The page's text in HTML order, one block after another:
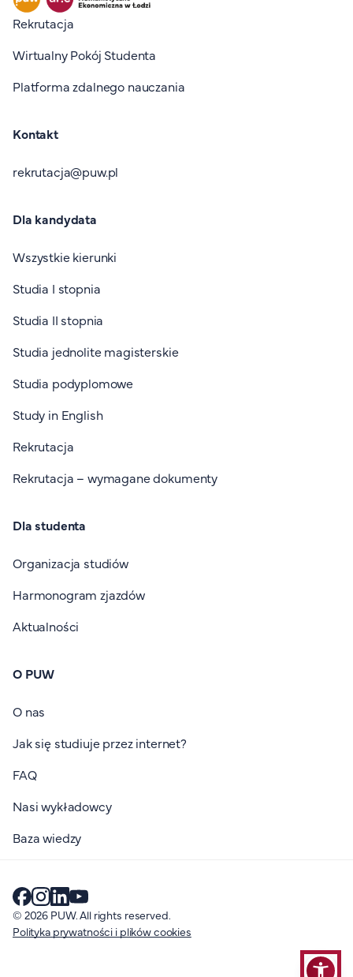
Stopka I
Rekrutacja
Wirtualny Pokój Studenta
Platforma zdalnego nauczania
Kontakt
rekrutacja@puw.pl
Dla kandydata
Wszystkie kierunki
Studia I stopnia
Studia II stopnia
Studia jednolite magisterskie
Studia podyplomowe
Study in English
Rekrutacja
Rekrutacja – wymagane dokumenty
Dla studenta
Organizacja studiów
Harmonogram zjazdów
Aktualności
O PUW
O nas
Jak się studiuje przez internet?
FAQ
Nasi wykładowcy
Baza wiedzy
© 2026 PUW. All rights reserved.
Polityka prywatności i plików cookies